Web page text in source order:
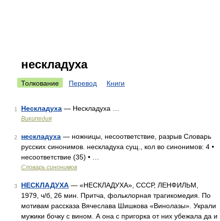
нескладуха
Толкование Перевод Книги
1 Нескладуха — Нескладуха …
Википедия
2 нескладуха — ножницы, несоответствие, разрыв Словарь
русских синонимов. нескладуха сущ., кол во синонимов: 4 •
несоответствие (35) • …
Словарь синонимов
3 НЕСКЛАДУХА — «НЕСКЛАДУХА», СССР, ЛЕНФИЛЬМ,
1979, ч/б, 26 мин. Притча, фольклорная трагикомедия. По
мотивам рассказа Вячеслава Шишкова «Винолазы». Украли
мужики бочку с вином. А она с пригорка от них убежала да и